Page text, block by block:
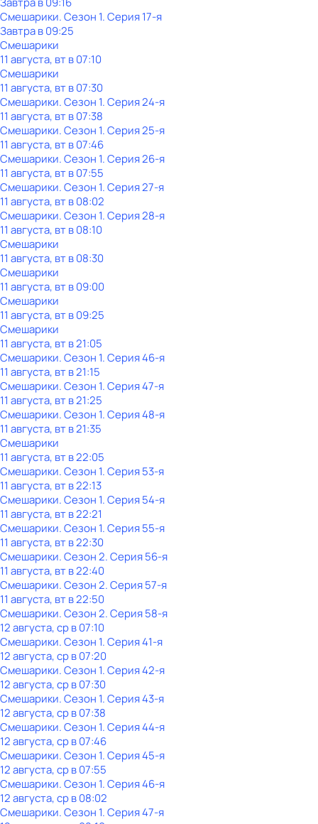
Смешарики. Сезон 1. Серия 17-я
Завтра в 09:25
Смешарики
11 августа, вт в 07:10
Смешарики
11 августа, вт в 07:30
Смешарики. Сезон 1. Серия 24-я
11 августа, вт в 07:38
Смешарики. Сезон 1. Серия 25-я
11 августа, вт в 07:46
Смешарики. Сезон 1. Серия 26-я
11 августа, вт в 07:55
Смешарики. Сезон 1. Серия 27-я
11 августа, вт в 08:02
Смешарики. Сезон 1. Серия 28-я
11 августа, вт в 08:10
Смешарики
11 августа, вт в 08:30
Смешарики
11 августа, вт в 09:00
Смешарики
11 августа, вт в 09:25
Смешарики
11 августа, вт в 21:05
Смешарики. Сезон 1. Серия 46-я
11 августа, вт в 21:15
Смешарики. Сезон 1. Серия 47-я
11 августа, вт в 21:25
Смешарики. Сезон 1. Серия 48-я
11 августа, вт в 21:35
Смешарики
11 августа, вт в 22:05
Смешарики. Сезон 1. Серия 53-я
11 августа, вт в 22:13
Смешарики. Сезон 1. Серия 54-я
11 августа, вт в 22:21
Смешарики. Сезон 1. Серия 55-я
11 августа, вт в 22:30
Смешарики. Сезон 2. Серия 56-я
11 августа, вт в 22:40
Смешарики. Сезон 2. Серия 57-я
11 августа, вт в 22:50
Смешарики. Сезон 2. Серия 58-я
12 августа, ср в 07:10
Смешарики. Сезон 1. Серия 41-я
12 августа, ср в 07:20
Смешарики. Сезон 1. Серия 42-я
12 августа, ср в 07:30
Смешарики. Сезон 1. Серия 43-я
12 августа, ср в 07:38
Смешарики. Сезон 1. Серия 44-я
12 августа, ср в 07:46
Смешарики. Сезон 1. Серия 45-я
12 августа, ср в 07:55
Смешарики. Сезон 1. Серия 46-я
12 августа, ср в 08:02
Смешарики. Сезон 1. Серия 47-я